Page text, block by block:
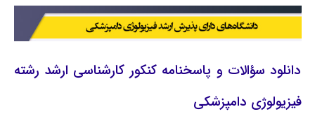
دانلود سؤالات و پاسخنامه کنکور کارشناسی ارشد رشته
فیزیولوژی دامپزشکی